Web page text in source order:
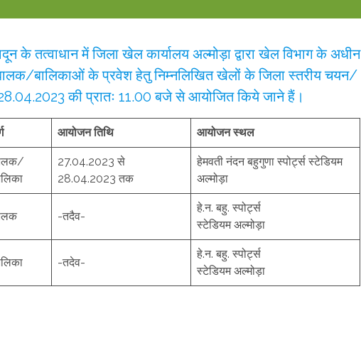
के तत्वाधान में जिला खेल कार्यालय अल्मोड़ा द्वारा खेल विभाग के अधीन
बालक/बालिकाओं के प्रवेश हेतु निम्नलिखित खेलों के जिला स्तरीय चयन/
की प्रातः 11.00 बजे से आयोजित किये जाने हैं।
आयोजन तिथि आयोजन स्थल
27.04.2023 से
28.04.2023 तक
हेमवती नंदन बहुगुणा स्पोर्ट्स स्टेडियम
अल्मोड़ा
-तदैव-
हे.न. बहु. स्पोर्ट्स
स्टेडियम अल्मोड़ा
-तदेव-
हे.न. बहु. स्पोर्ट्स
स्टेडियम अल्मोड़ा